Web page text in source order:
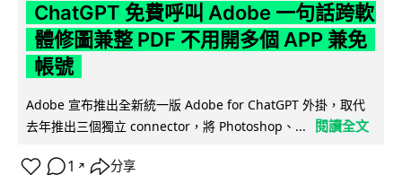
ChatGPT 免費呼叫 Adobe 一句話跨軟
體修圖兼整 PDF 不用開多個 APP 兼免
帳號
Adobe 宣布推出全新統一版 Adobe for ChatGPT 外掛，取代
去年推出三個獨立 connector，將 Photoshop、...
閱讀全文
1 ↗ 分享